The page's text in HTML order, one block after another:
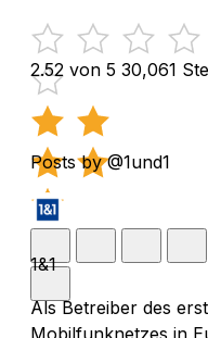
2.52 von 5 30,061
Posts by @1und1
1&1
Als Betreiber des
Mobilfunknetzes in